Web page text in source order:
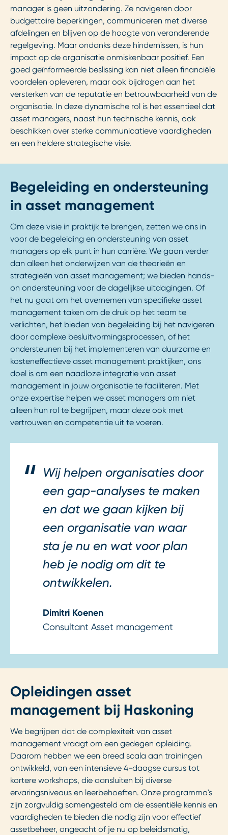
manager is geen uitzondering. Ze navigeren door
budgettaire beperkingen, communiceren met diverse
afdelingen en blijven op de hoogte van veranderende
regelgeving. Maar ondanks deze hindernissen, is hun
impact op de organisatie onmiskenbaar positief. Een
goed geïnformeerde beslissing kan niet alleen financiële
voordelen opleveren, maar ook bijdragen aan het
versterken van de reputatie en betrouwbaarheid van de
organisatie. In deze dynamische rol is het essentieel dat
asset managers, naast hun technische kennis, ook
beschikken over sterke communicatieve vaardigheden
en een heldere strategische visie.
Begeleiding en ondersteuning
in asset management
Om deze visie in praktijk te brengen, zetten we ons in
voor de begeleiding en ondersteuning van asset
managers op elk punt in hun carrière. We gaan verder
dan alleen het onderwijzen van de theorieën en
strategieën van asset management; we bieden hands-
on ondersteuning voor de dagelijkse uitdagingen. Of
het nu gaat om het overnemen van specifieke asset
management taken om de druk op het team te
verlichten, het bieden van begeleiding bij het navigeren
door complexe besluitvormingsprocessen, of het
ondersteunen bij het implementeren van duurzame en
kosteneffectieve asset management praktijken, ons
doel is om een naadloze integratie van asset
management in jouw organisatie te faciliteren. Met
onze expertise helpen we asset managers om niet
alleen hun rol te begrijpen, maar deze ook met
vertrouwen en competentie uit te voeren.
Wij helpen organisaties door
een gap-analyses te maken
en dat we gaan kijken bij
een organisatie van waar
sta je nu en wat voor plan
heb je nodig om dit te
ontwikkelen.
Dimitri Koenen
Consultant Asset management
Opleidingen asset
management bij Haskoning
We begrijpen dat de complexiteit van asset
management vraagt om een gedegen opleiding.
Daarom hebben we een breed scala aan trainingen
ontwikkeld, van een intensieve 4-daagse cursus tot
kortere workshops, die aansluiten bij diverse
ervaringsniveaus en leerbehoeften. Onze programma's
zijn zorgvuldig samengesteld om de essentiële kennis en
vaardigheden te bieden die nodig zijn voor effectief
assetbeheer, ongeacht of je nu op beleidsmatig,